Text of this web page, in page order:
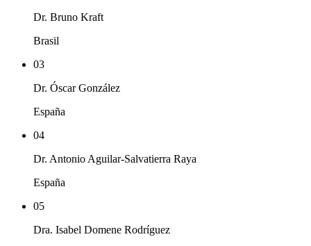
Dr. Bruno Kraft
Brasil
03
Dr. Óscar González
España
04
Dr. Antonio Aguilar-Salvatierra Raya
España
05
Dra. Isabel Domene Rodríguez